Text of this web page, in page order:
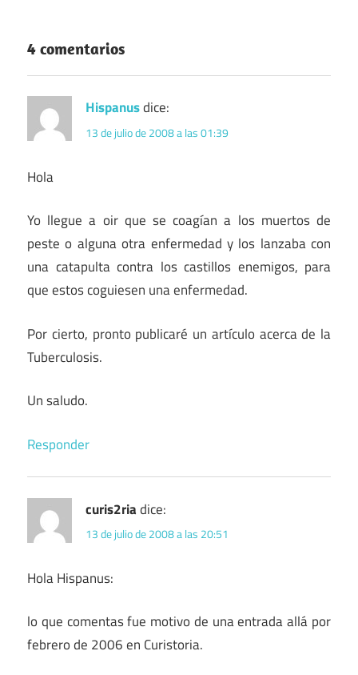
4 comentarios
Hispanusdice:
13 de julio de 2008 a las 01:39
Hola
Yo llegue a oir que se coagían a los muertos de
peste o alguna otra enfermedad y los lanzaba con
una catapulta contra los castillos enemigos, para
que estos coguiesen una enfermedad.
Por cierto, pronto publicaré un artículo acerca de la
Tuberculosis.
Un saludo.
Responder
curis2riadice:
13 de julio de 2008 a las 20:51
Hola Hispanus:
lo que comentas fue motivo de una entrada allá por
febrero de 2006 en Curistoria.